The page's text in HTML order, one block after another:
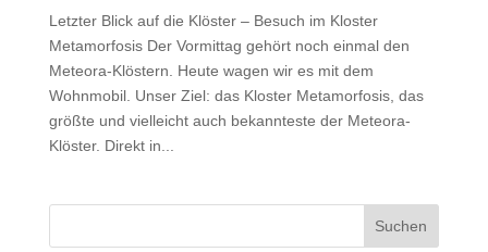
Letzter Blick auf die Klöster – Besuch im Kloster
Metamorfosis Der Vormittag gehört noch einmal den
Meteora-Klöstern. Heute wagen wir es mit dem
Wohnmobil. Unser Ziel: das Kloster Metamorfosis, das
größte und vielleicht auch bekannteste der Meteora-
Klöster. Direkt in...
Suchen